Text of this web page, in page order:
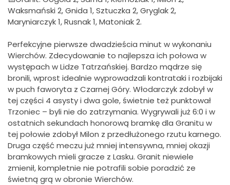
Waksmański 2, Gnida 1, Sztuczka 2, Gryglak 2,
Maryniarczyk 1, Rusnak 1, Matoniak 2.
Perfekcyjne pierwsze dwadzieścia minut w wykonaniu
Wierchów. Zdecydowanie to najlepsza ich połowa w
występach w Lidze Tatrzańskiej. Bardzo mądrze się
bronili, wprost idealnie wyprowadzali kontrataki i rozbijaki
w puch faworyta z Czarnej Góry. Włodarczyk zdobył w
tej części 4 asysty i dwa gole, świetnie też punktował
Trzoniec – byli nie do zatrzymania. Wygrywali już 6:0 i w
ostatnich sekundach honorową bramkę dla Granitu w
tej połowie zdobył Milon z przedłużonego rzutu karnego.
Druga część meczu już mniej intensywna, mniej okazji
bramkowych mieli gracze z Lasku. Granit niewiele
zmienił, kompletnie nie potrafili sobie poradzić ze
świetną grą w obronie Wierchów.